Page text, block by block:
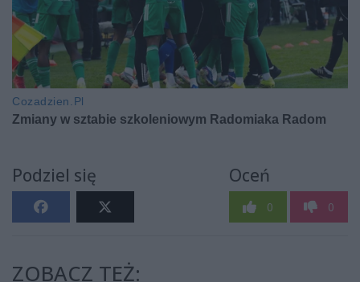
Podziel się Oceń
0 0
ZOBACZ TEŻ: